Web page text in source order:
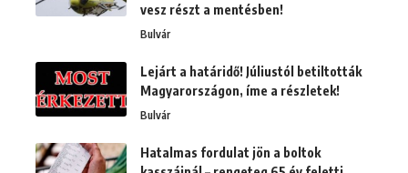
vesz részt a mentésben!
Bulvár
Lejárt a határidő! Júliustól betiltották
Magyarországon, íme a részletek!
Bulvár
Hatalmas fordulat jön a boltok